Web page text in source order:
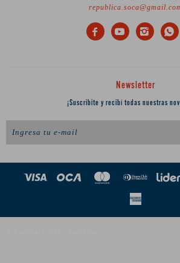
   
Newsletter
¡Suscribite y recibí todas nuestras